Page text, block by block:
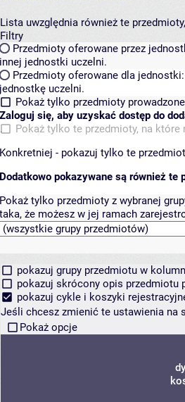
Lista uwzględnia również te
Filtry
Przedmioty oferowane przez
innej jednostki uczelni.
Przedmioty oferowane dla jednostki:
jednostkę uczelni.
Pokaż tylko przedmioty
Zaloguj się, aby uzyskać dostęp do
Pokaż tylko te przedmioty, na
Konkretniej - pokazuj tylko te
Dodatkowo pokazywane są również te
Pokaż tylko przedmioty z wybranej
taka, że możesz w jej ramach
pokazuj grupy przedmiotu w
pokazuj skrócony opis przedmiotu
pokazuj cykle i koszyki
Jeśli chcesz zmienić te ustawienia na
Pokaż opcje